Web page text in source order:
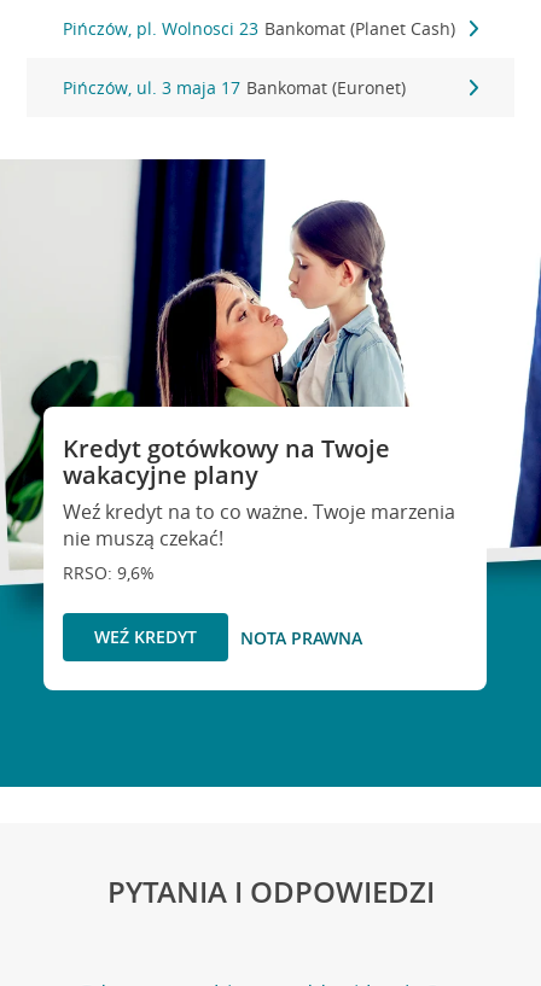
Pińczów, pl. Wolnosci 23 Bankomat (Planet Cash)
Pińczów, ul. 3 maja 17 Bankomat (Euronet)
Kredyt gotówkowy na Twoje
wakacyjne plany
Weź kredyt na to co ważne. Twoje marzenia
nie muszą czekać!
RRSO: 9,6%
WEŹ KREDYT NOTA PRAWNA
PYTANIA I ODPOWIEDZI